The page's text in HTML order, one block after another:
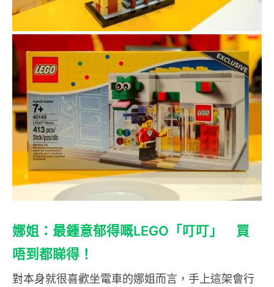
娜姐：最鍾意郁得嘅LEGO「叮叮」 買
唔到都睇得！
對本身就很喜歡坐電車的娜姐而言，手上這架會行